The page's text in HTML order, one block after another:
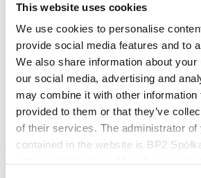
This website uses cookies
We use cookies to personalise
provide social media features and to
We also share information about
our social media, advertising and
may combine it with other information
provided to them or that they’ve
of their services. The administrator of
contained in the website is BP2
Hasznos linkek
Bevonatok, színválaszték
Garancia nyilvántartásba
Megvalósítások és
Letölthető fájlok
Keressen értékesítőt/
Hol lehet megvásárolni?
BIM könyvtárak
Letölthető
Kapcsolat